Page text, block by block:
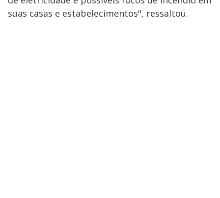
suas casas e estabelecimentos", ressaltou.